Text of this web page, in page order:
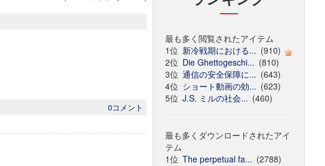
0コメント
最も多く閲覧されたアイテム
1位 新冷戦期における... (910)
2位 Die Ghettogeschi... (810)
3位 通信の安全保障に... (643)
4位 ショート動画の効... (623)
5位 J.S. ミルの社会... (460)
最も多くダウンロードされたアイ
テム
1位 The perpetual fa... (2788)